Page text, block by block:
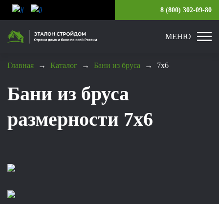
8 (800) 302-09-80
МЕНЮ
Главная → Каталог → Бани из бруса → 7x6
Бани из бруса
размерности 7х6